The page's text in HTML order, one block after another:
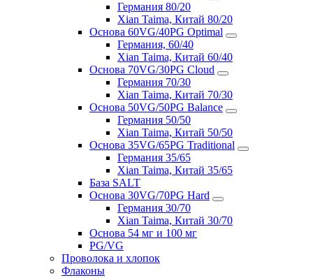
Германия 80/20
Xian Taima, Китай 80/20
Основа 60VG/40PG Optimal
Германия, 60/40
Xian Taima, Китай 60/40
Основа 70VG/30PG Cloud
Германия 70/30
Xian Taima, Китай 70/30
Основа 50VG/50PG Balance
Германия 50/50
Xian Taima, Китай 50/50
Основа 35VG/65PG Traditional
Германия 35/65
Xian Taima, Китай 35/65
База SALT
Основа 30VG/70PG Hard
Германия 30/70
Xian Taima, Китай 30/70
Основа 54 мг и 100 мг
PG/VG
Проволока и хлопок
Флаконы